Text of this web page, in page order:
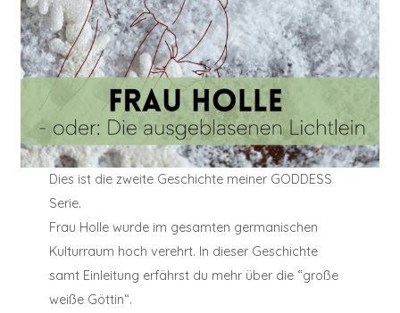
Dies ist die zweite Geschichte meiner GODDESS
Serie.
Frau Holle wurde im gesamten germanischen
Kulturraum hoch verehrt. In dieser Geschichte
samt Einleitung erfährst du mehr über die “große
weiße Göttin“.